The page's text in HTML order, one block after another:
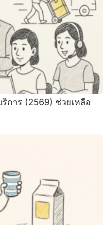
การ (2569) ช่วยเหลือ